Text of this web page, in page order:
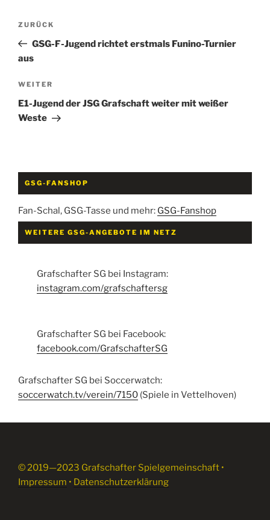
Beitragsnavigation
Vorheriger
Beitrag
ZURÜCK
GSG-F-Jugend richtet erstmals Funino-Turnier
aus
Nächster
Beitrag
WEITER
E1-Jugend der JSG Grafschaft weiter mit weißer
Weste
GSG-FANSHOP
Fan-Schal, GSG-Tasse und mehr: GSG-Fanshop
WEITERE GSG-ANGEBOTE IM NETZ
Grafschafter SG bei Instagram:
instagram.com/grafschaftersg
Grafschafter SG bei Facebook:
facebook.com/GrafschafterSG
Grafschafter SG bei Soccerwatch:
soccerwatch.tv/verein/7150 (Spiele in Vettelhoven)
© 2019—2023 Grafschafter Spielgemeinschaft •
Impressum • Datenschutzerklärung